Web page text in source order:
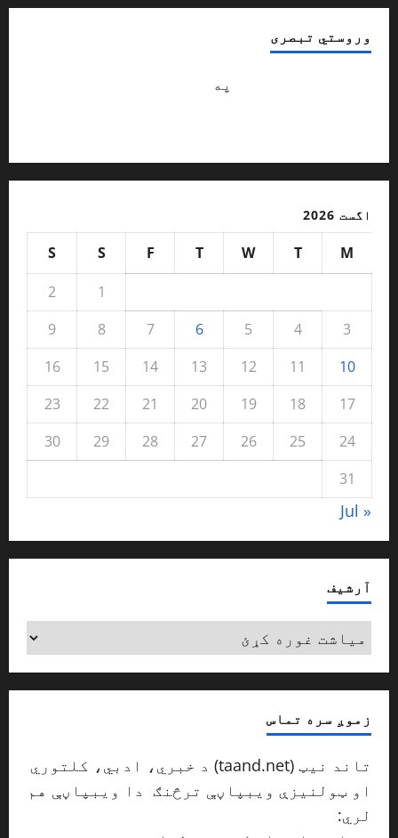
وروستي تبصری
په
اگست 2026
M
T
W
T
F
S
S
1
2
3
4
5
6
7
8
9
10
11
12
13
14
15
16
17
18
19
20
21
22
23
24
25
26
27
28
29
30
31
« Jul
آرشیف
آرشیف
زموږ سره تماس
تاند نیټ (taand.net) د خبري، ادبي، کلتوري
او ټولنیزې ویبپاڼې ترڅنګ دا ویبپاڼې هم
لري: